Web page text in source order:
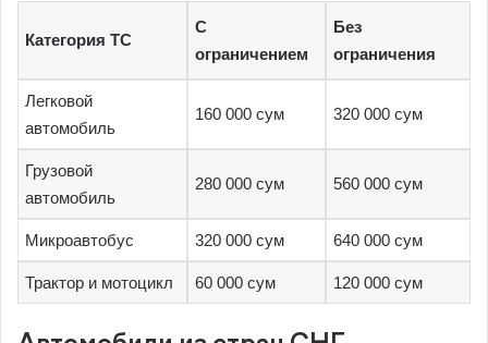
Категория ТС
С
ограничением
Без
ограничения
Легковой
автомобиль
160 000 сум 320 000 сум
Грузовой
автомобиль
280 000 сум 560 000 сум
Микроавтобус 320 000 сум 640 000 сум
Трактор и мотоцикл 60 000 сум 120 000 сум